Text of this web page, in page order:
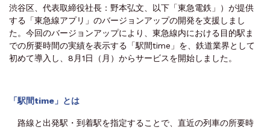
渋谷区、代表取締役社長：野本弘文、以下「東急電鉄」）が提供
する「東急線アプリ」のバージョンアップの開発を支援しまし
た。今回のバージョンアップにより、東急線内における目的駅ま
での所要時間の実績を表示する「駅間time」を、鉄道業界として
初めて導入し、8月1日（月）からサービスを開始しました。
「駅間time」とは
路線と出発駅・到着駅を指定することで、直近の列車の所要時